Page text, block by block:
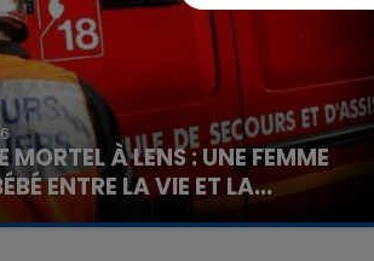
MORTEL À LENS : UNE FEMME
ENTRE LA VIE ET LA...
s'est immolé par le feu après avoir